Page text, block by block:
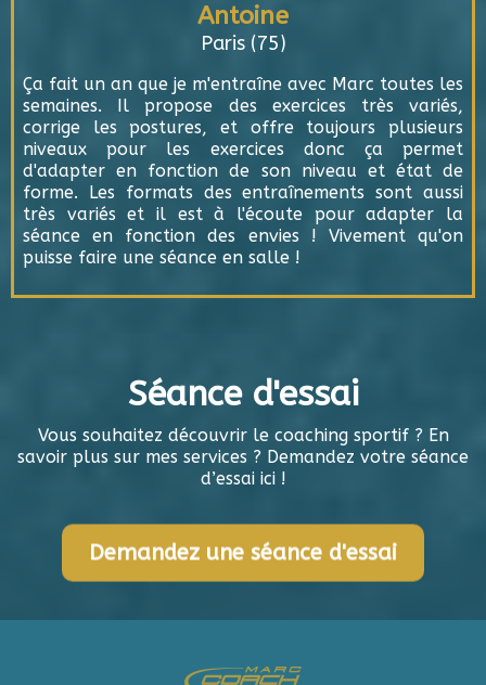
Antoine
Paris (75)
Ça fait un an que je m'entraîne avec Marc toutes les
semaines. Il propose des exercices très variés,
corrige les postures, et offre toujours plusieurs
niveaux pour les exercices donc ça permet
d'adapter en fonction de son niveau et état de
forme. Les formats des entraînements sont aussi
très variés et il est à l'écoute pour adapter la
séance en fonction des envies ! Vivement qu'on
puisse faire une séance en salle !
Séance d'essai
Vous souhaitez découvrir le coaching sportif ? En
savoir plus sur mes services ? Demandez votre séance
d’essai ici !
Demandez une séance d'essai